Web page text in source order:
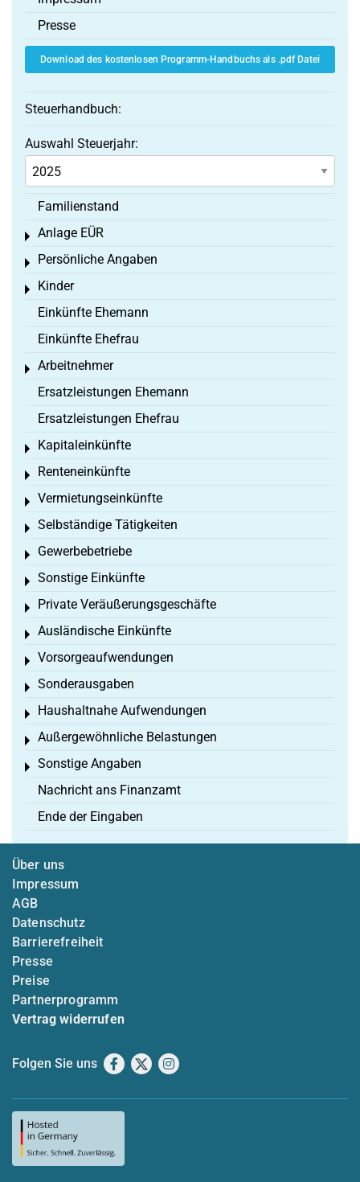
Presse
Download des kostenlosen Programm-Handbuchs als .pdf Datei
Steuerhandbuch:
Auswahl Steuerjahr:
Familienstand
Anlage EÜR
Toggle menu
Persönliche Angaben
Toggle menu
Kinder
Toggle menu
Einkünfte Ehemann
Einkünfte Ehefrau
Arbeitnehmer
Toggle menu
Ersatzleistungen Ehemann
Ersatzleistungen Ehefrau
Kapitaleinkünfte
Toggle menu
Renteneinkünfte
Toggle menu
Vermietungseinkünfte
Toggle menu
Selbständige Tätigkeiten
Toggle menu
Gewerbebetriebe
Toggle menu
Sonstige Einkünfte
Toggle menu
Private Veräußerungsgeschäfte
Toggle menu
Ausländische Einkünfte
Toggle menu
Vorsorgeaufwendungen
Toggle menu
Sonderausgaben
Toggle menu
Haushaltnahe Aufwendungen
Toggle menu
Außergewöhnliche Belastungen
Toggle menu
Sonstige Angaben
Toggle menu
Nachricht ans Finanzamt
Ende der Eingaben
Über uns
Impressum
AGB
Datenschutz
Barrierefreiheit
Presse
Preise
Partnerprogramm
Vertrag widerrufen
Folgen Sie uns Facebook
X Instagram